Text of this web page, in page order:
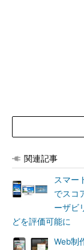
関連記事
スマー
でスコ
ーザビ
どを評価可能に
Web制